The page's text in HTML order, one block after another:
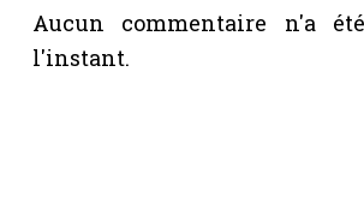
Aucun commentaire n'a
l'instant.